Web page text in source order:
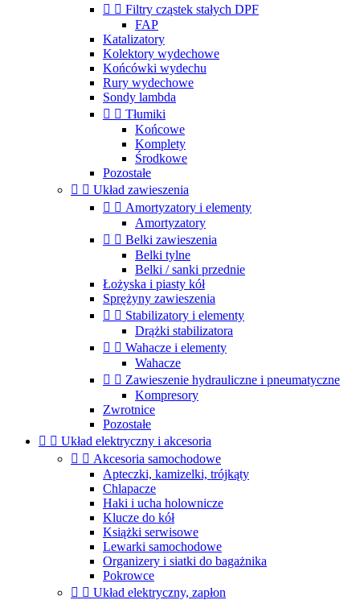
  Filtry cząstek stałych DPF
FAP
Katalizatory
Kolektory wydechowe
Końcówki wydechu
Rury wydechowe
Sondy lambda
  Tłumiki
Końcowe
Komplety
Środkowe
Pozostałe
  Układ zawieszenia
  Amortyzatory i elementy
Amortyzatory
  Belki zawieszenia
Belki tylne
Belki / sanki przednie
Łożyska i piasty kół
Sprężyny zawieszenia
  Stabilizatory i elementy
Drążki stabilizatora
  Wahacze i elementy
Wahacze
  Zawieszenie hydrauliczne i pneumatyczne
Kompresory
Zwrotnice
Pozostałe
  Układ elektryczny i akcesoria
  Akcesoria samochodowe
Apteczki, kamizelki, trójkąty
Chlapacze
Haki i ucha holownicze
Klucze do kół
Książki serwisowe
Lewarki samochodowe
Organizery i siatki do bagażnika
Pokrowce
  Układ elektryczny, zapłon